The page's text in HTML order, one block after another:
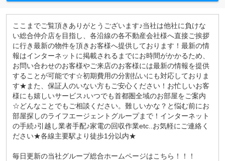
ここまでご覧頂きありがとうございます♪当社は他社に負けな
い総合仲介店を目指し、各沿線の各不動産会社様へ直接ご挨拶
に行き最新の物件を頂きお客様へ提供しております！最新の情
報はインターネットに掲載されるまでにお時間がかかるため、
お問い合わせのお客様やご来店のお客様には最新の情報を提供
することが可能です☆初期費用の分割払いにも対応しておりま
す★また、保証人のいない方もご安心ください！お忙しいお客
様にも嬉しいサービス♪いつでも首都圏全域のお部屋をご案内
☆どんなことでもご相談ください。難しいかな？と悩む前にお
部屋探しのライフエージェントグループまで！インターネット
の手続♪引越し業者手配♪家電の回収作業etc..お気軽にご連絡く
ださい★各線主要駅より徒歩1分以内★
毎日更新の当社グループ総合ホームページはこちら！！！